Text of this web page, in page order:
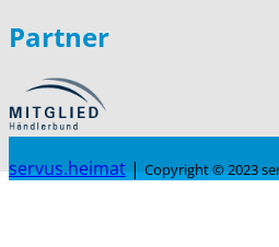
Partner
servus.heimat | Copyright © 2023